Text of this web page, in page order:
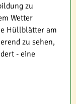
zu
Wetter
Hüllblätter am
zu sehen,
- eine